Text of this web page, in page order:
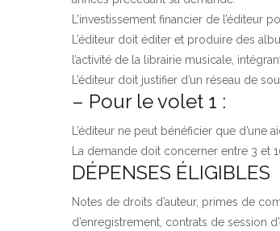
L’investissement financier de l’éditeur
L’éditeur doit éditer et produire des
l’activité de la librairie musicale,
L’éditeur doit justifier d’un réseau de
– Pour le volet 1 :
L’éditeur ne peut bénéficier que d’une
La demande doit concerner entre 3 et
DÉPENSES ÉLIGIBLES
Notes de droits d’auteur, primes de
d’enregistrement, contrats de session